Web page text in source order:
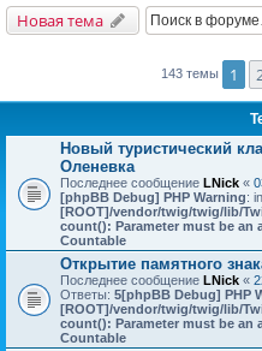
Новая тема
143 темы 1
Новый туристический
Оленевка
Последнее сообщение LNick «
[phpBB Debug] PHP Warning:
[ROOT]/vendor/twig/twig/lib/
count(): Parameter must be an
Countable
Открытие памятного
Последнее сообщение LNick «
Ответы: 5[phpBB Debug] PHP
[ROOT]/vendor/twig/twig/lib/
count(): Parameter must be an
Countable